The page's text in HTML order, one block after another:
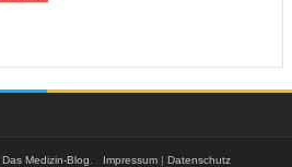
Das Medizin-Blog Impressum | Datenschutz